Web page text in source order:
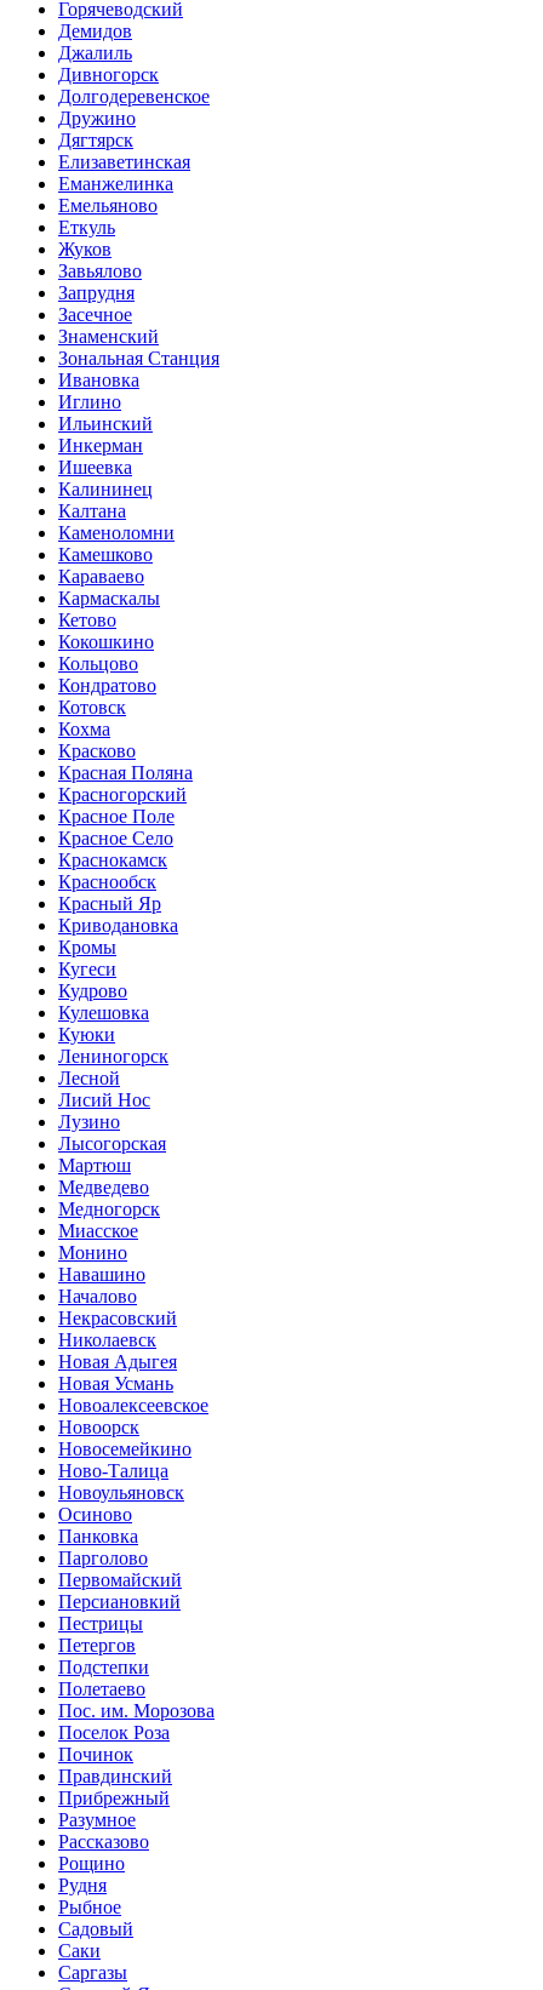
Горячеводский
Демидов
Джалиль
Дивногорск
Долгодеревенское
Дружино
Дягтярск
Елизаветинская
Еманжелинка
Емельяново
Еткуль
Жуков
Завьялово
Запрудня
Засечное
Знаменский
Зональная Станция
Ивановка
Иглино
Ильинский
Инкерман
Ишеевка
Калининец
Калтана
Каменоломни
Камешково
Караваево
Кармаскалы
Кетово
Кокошкино
Кольцово
Кондратово
Котовск
Кохма
Красково
Красная Поляна
Красногорский
Красное Поле
Красное Село
Краснокамск
Краснообск
Красный Яр
Криводановка
Кромы
Кугеси
Кудрово
Кулешовка
Куюки
Лениногорск
Лесной
Лисий Нос
Лузино
Лысогорская
Мартюш
Медведево
Медногорск
Миасское
Монино
Навашино
Началово
Некрасовский
Николаевск
Новая Адыгея
Новая Усмань
Новоалексеевское
Новоорск
Новосемейкино
Ново-Талица
Новоульяновск
Осиново
Панковка
Парголово
Первомайский
Персиановкий
Пестрицы
Петергов
Подстепки
Полетаево
Пос. им. Морозова
Поселок Роза
Починок
Правдинский
Прибрежный
Разумное
Рассказово
Рощино
Рудня
Рыбное
Садовый
Саки
Саргазы